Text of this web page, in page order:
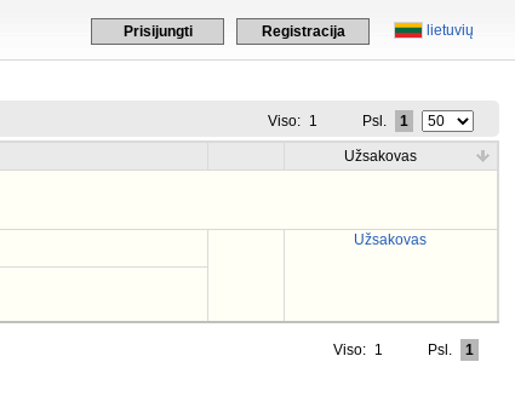
lietuvių
Prisijungti Registracija
Viso: 1 Psl. 1
Užsakovas
Užsakovas
Viso: 1 Psl. 1